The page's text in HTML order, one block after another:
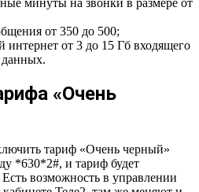
минуты на звонки в размере от
от 350 до 500;
от 3 до 15 Гб входящего
данных.
«Очень
тариф «Очень черный»
*630*2#, и тариф будет
возможность в управлении